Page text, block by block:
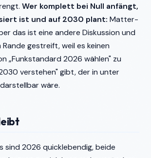
Wer komplett bei Null anfängt,
ist und auf 2030 plant: Matter-
das ist eine andere Diskussion und
gestreift, weil es keinen
„Funkstandard 2026 wählen" zu
verstehen" gibt, der in unter
wäre.
sind 2026 quicklebendig, beide